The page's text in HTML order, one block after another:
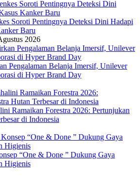
Soroti Pentingnya Deteksi Dini Hadapi
Baru
2026
Pengalaman Belanja Imersif, Unilever
di Hyper Brand Day
Ramaikan Forestra 2026: Pertunjukan
di Indonesia
“One & Done ” Dukung Gaya
Higienis